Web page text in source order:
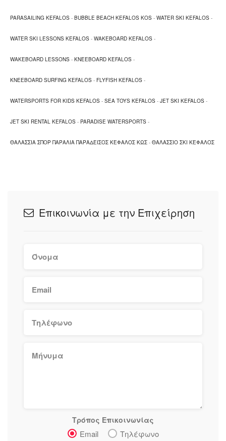
PARASAILING KEFALOS - BUBBLE BEACH KEFALOS KOS - WATER SKI KEFALOS -
WATER SKI LESSONS KEFALOS - WAKEBOARD KEFALOS -
WAKEBOARD LESSONS - KNEEBOARD KEFALOS -
KNEEBOARD SURFING KEFALOS - FLYFISH KEFALOS -
WATERSPORTS FOR KIDS KEFALOS - SEA TOYS KEFALOS - JET SKI KEFALOS -
JET SKI RENTAL KEFALOS - PARADISE WATERSPORTS -
ΘΑΛΑΣΣΙΑ ΣΠΟΡ ΠΑΡΑΛΙΑ ΠΑΡΑΔΕΙΣΟΣ ΚΕΦΑΛΟΣ ΚΩΣ - ΘΑΛΑΣΣΙΟ ΣΚΙ ΚΕΦΑΛΟΣ
Επικοινωνία με την Επιχείρηση
Τρόπος Επικοινωνίας
Email Τηλέφωνο